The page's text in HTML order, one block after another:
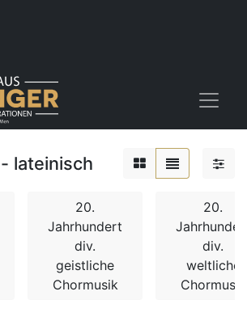
lateinisch
20.
Jahrhundert
div.
geistliche
Chormusik
20.
div.
weltliche
Chormusik